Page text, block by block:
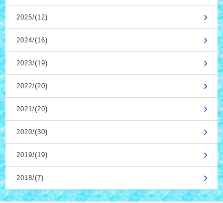
2025/(12)
2024/(16)
2023/(19)
2022/(20)
2021/(20)
2020/(30)
2019/(19)
2018/(7)